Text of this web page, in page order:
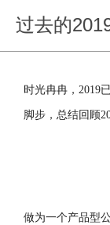
过去的
时光冉冉，2019
脚步，总结回顾
做为一个产品型